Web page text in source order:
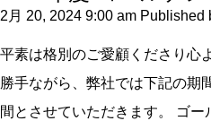
2月 20, 2024 9:00 am Published
平素は格別のご愛顧くださり心
勝手ながら、弊社では下記の期
間とさせていただきます。 ゴ